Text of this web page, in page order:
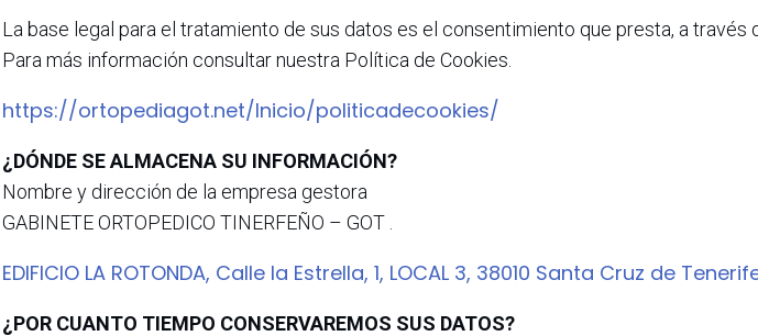
La base legal para el tratamiento de sus datos es el consentimiento que presta, a
Para más información consultar nuestra Política de Cookies.
https://ortopediagot.net/Inicio/politicadecookies/
¿DÓNDE SE ALMACENA SU INFORMACIÓN?
Nombre y dirección de la empresa gestora
GABINETE ORTOPEDICO TINERFEÑO – GOT .
EDIFICIO LA ROTONDA, Calle la Estrella, 1, LOCAL 3, 38010 Santa Cruz de
¿POR CUANTO TIEMPO CONSERVAREMOS SUS DATOS?